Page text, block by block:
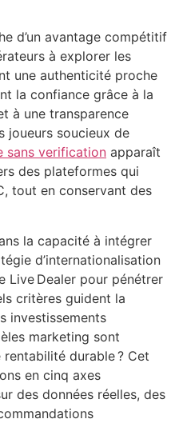
d’un avantage compétitif
à explorer les
une authenticité proche
la confiance grâce à la
à une transparence
joueurs soucieux de
sans verification apparaît
des plateformes qui
tout en conservant des
la capacité à intégrer
d’internationalisation
Live Dealer pour pénétrer
critères guident la
investissements
marketing sont
rentabilité durable ? Cet
en cinq axes
des données réelles, des